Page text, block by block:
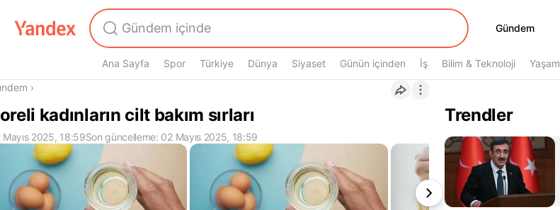
Gündem
Gündem
Ana Sayfa Spor Türkiye Dünya Siyaset Günün içinden İş Bilim & Teknoloji Yaşam
›
kadınların cilt bakım sırları
Mayıs 2025, 18:59Son güncelleme: 02 Mayıs 2025, 18:59
Trendler